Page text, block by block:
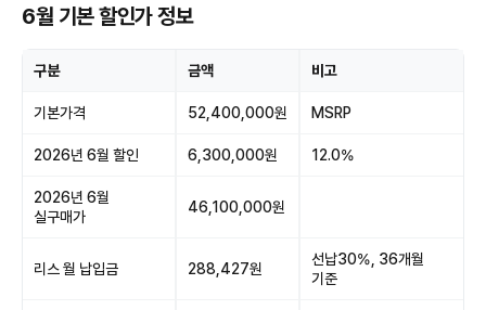
6월 기본 할인가 정보
구분 금액 비고
기본가격 52,400,000원 MSRP
2026년 6월 할인 6,300,000원 12.0%
2026년 6월
실구매가
46,100,000원
리스 월 납입금 288,427원
선납30%, 36개월
기준